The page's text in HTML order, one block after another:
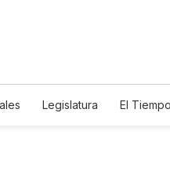
Legislatura El Tiempo